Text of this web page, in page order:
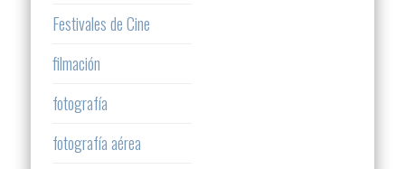
Festivales de Cine
filmación
fotografía
fotografía aérea